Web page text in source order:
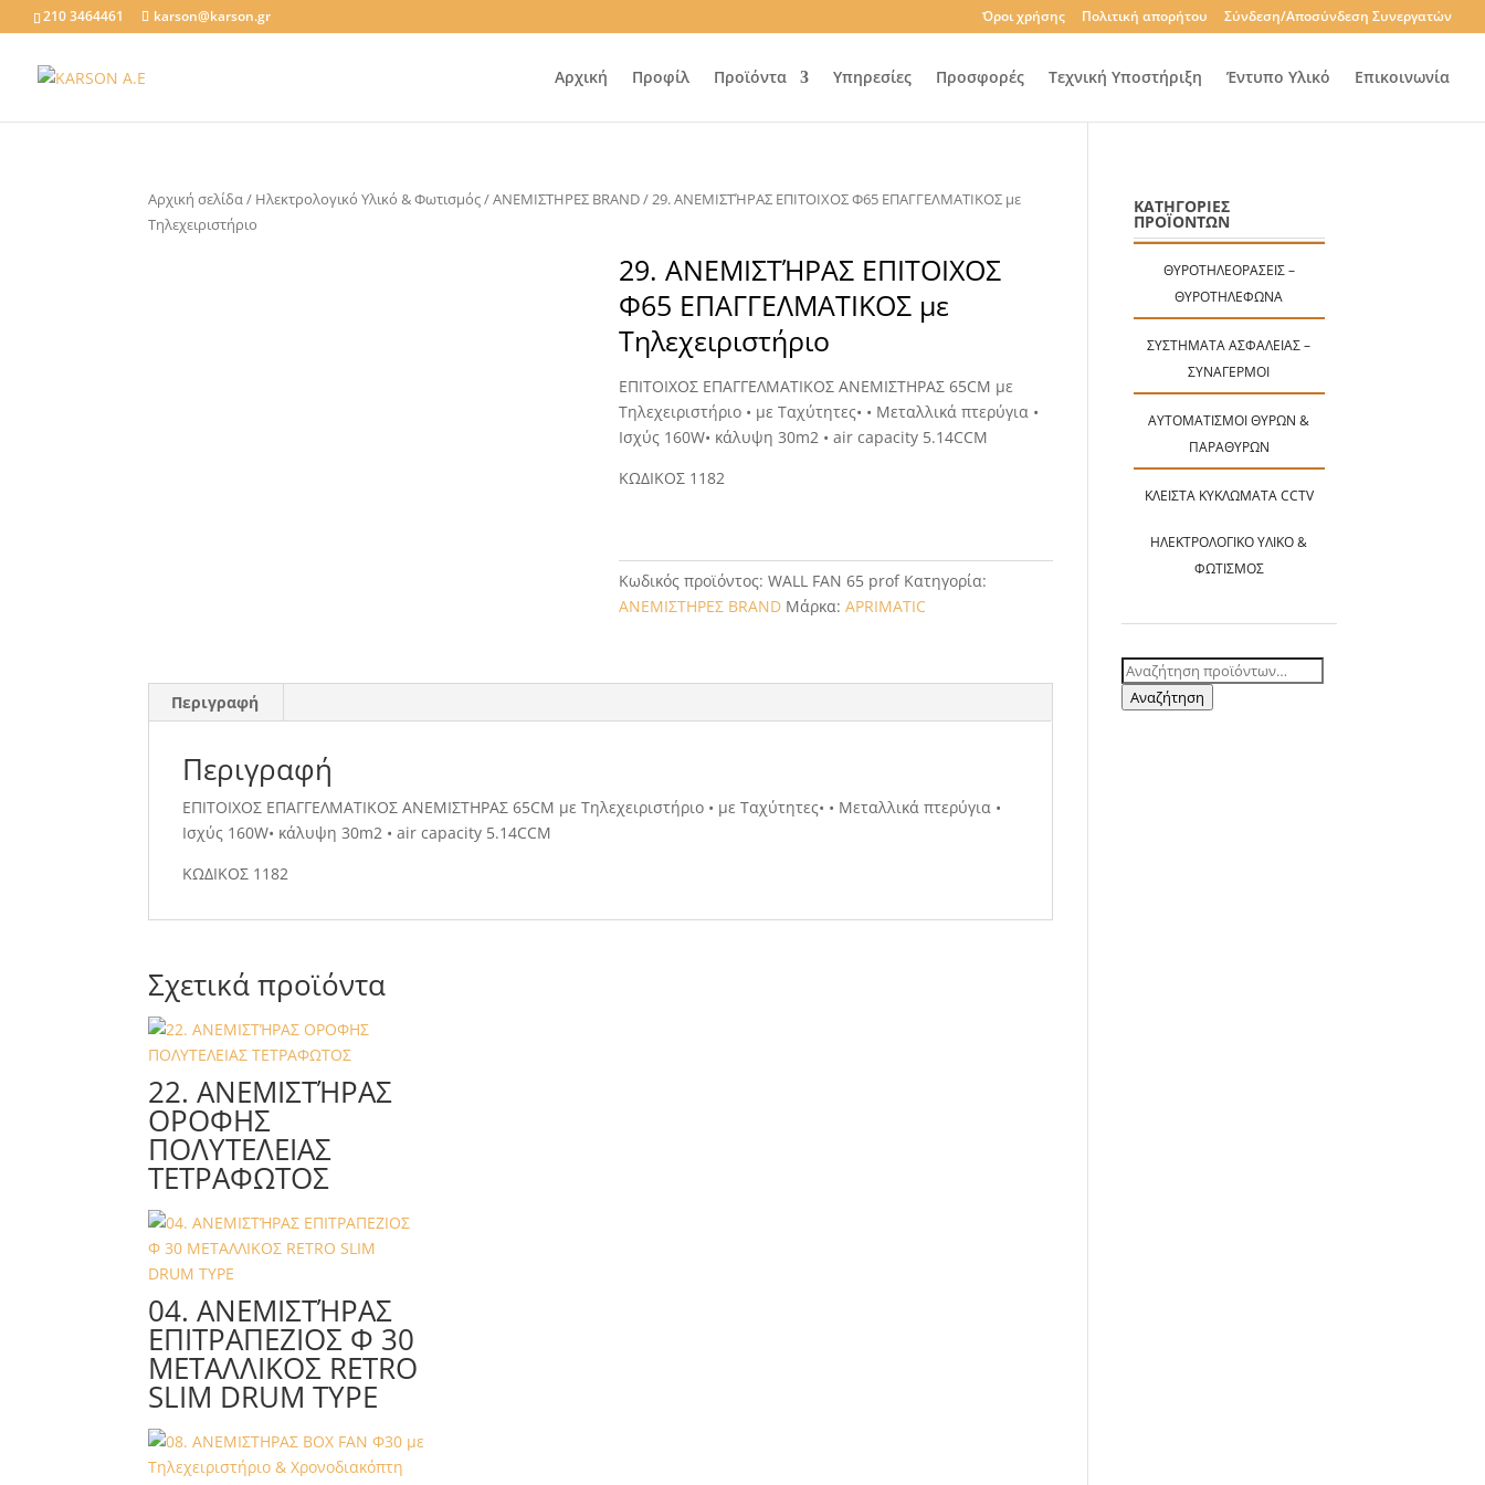
210 3464461 karson@karson.gr Όροι χρήσης Πολιτική απορήτου Σύνδεση/Αποσύνδεση Συνεργατών
Αρχική Προφίλ Προϊόντα Υπηρεσίες Προσφορές Τεχνική Υποστήριξη Έντυπο Υλικό Επικοινωνία
Αρχική σελίδα/ Ηλεκτρολογικό Υλικό & Φωτισμός/ΑΝΕΜΙΣΤΗΡΕΣ BRAND/ 29. ΑΝΕΜΙΣΤΉΡΑΣ ΕΠΙΤΟΙΧΟΣ Φ65 ΕΠΑΓΓΕΛΜΑΤΙΚΟΣ με
Τηλεχειριστήριο
29. ΑΝΕΜΙΣΤΉΡΑΣ ΕΠΙΤΟΙΧΟΣ
Φ65 ΕΠΑΓΓΕΛΜΑΤΙΚΟΣ με
Τηλεχειριστήριο
ΕΠΙΤΟΙΧΟΣ ΕΠΑΓΓΕΛΜΑΤΙΚΟΣ ΑΝΕΜΙΣΤΗΡΑΣ 65CM με
Τηλεχειριστήριο • με Ταχύτητες• • Μεταλλικά πτερύγια •
Ισχύς 160W• κάλυψη 30m2 • air capacity 5.14CCM
ΚΩΔΙΚΟΣ 1182
Κωδικός προϊόντος:WALL FAN 65 prof Κατηγορία:
ΑΝΕΜΙΣΤΗΡΕΣ BRAND Μάρκα:APRIMATIC
Περιγραφή
Περιγραφή
ΕΠΙΤΟΙΧΟΣ ΕΠΑΓΓΕΛΜΑΤΙΚΟΣ ΑΝΕΜΙΣΤΗΡΑΣ 65CM με Τηλεχειριστήριο • με Ταχύτητες• • Μεταλλικά πτερύγια •
Ισχύς 160W• κάλυψη 30m2 • air capacity 5.14CCM
ΚΩΔΙΚΟΣ 1182
Σχετικά προϊόντα
22. ΑΝΕΜΙΣΤΉΡΑΣ
ΟΡΟΦΗΣ
ΠΟΛΥΤΕΛΕΙΑΣ
ΤΕΤΡΑΦΩΤΟΣ
04. ΑΝΕΜΙΣΤΉΡΑΣ
ΕΠΙΤΡΑΠΕΖΙΟΣ Φ 30
ΜΕΤΑΛΛΙΚΟΣ RETRO
SLIM DRUM TYPE
ΚΑΤΗΓΟΡΙΕΣ
ΠΡΟΪΟΝΤΩΝ
ΘΥΡΟΤΗΛΕΟΡΆΣΕΙΣ –
ΘΥΡΟΤΗΛΈΦΩΝΑ
ΣΥΣΤΉΜΑΤΑ ΑΣΦΑΛΕΊΑΣ –
ΣΥΝΑΓΕΡΜΟΊ
ΑΥΤΟΜΑΤΙΣΜΟΊ ΘΥΡΏΝ &
ΠΑΡΑΘΎΡΩΝ
ΚΛΕΙΣΤΆ ΚΥΚΛΏΜΑΤΑ CCTV
ΗΛΕΚΤΡΟΛΟΓΙΚΌ ΥΛΙΚΌ &
ΦΩΤΙΣΜΌΣ
Αναζήτηση
για:
Αναζήτηση